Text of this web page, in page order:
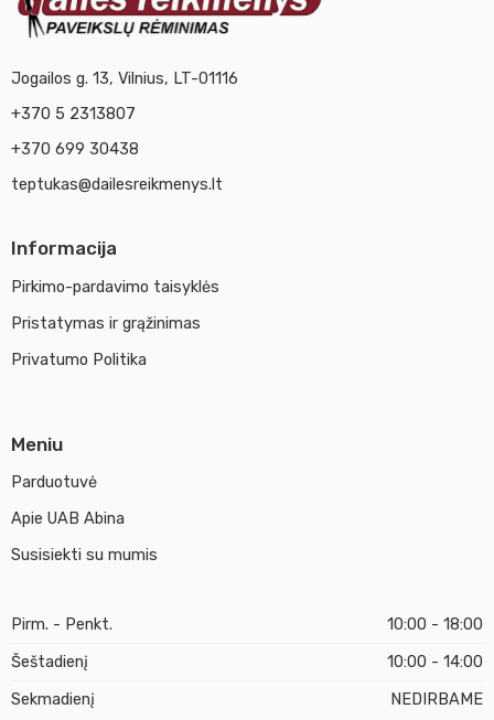
Jogailos g. 13, Vilnius, LT-01116
+370 5 2313807
+370 699 30438
teptukas@dailesreikmenys.lt
Informacija
Pirkimo-pardavimo taisyklės
Pristatymas ir grąžinimas
Privatumo Politika
Meniu
Parduotuvė
Apie UAB Abina
Susisiekti su mumis
Pirm. - Penkt.
10:00 - 18:00
Šeštadienį
10:00 - 14:00
Sekmadienį
NEDIRBAME